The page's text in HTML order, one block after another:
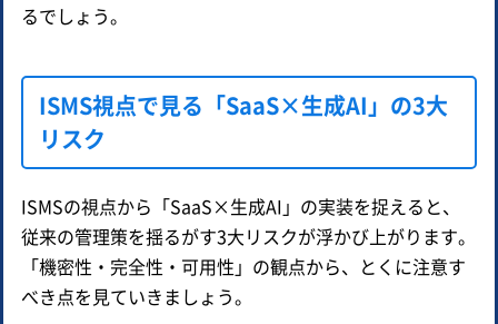
るでしょう。
ISMS視点で見る「SaaS×生成AI」の3大
リスク
ISMSの視点から「SaaS×生成AI」の実装を捉えると、
従来の管理策を揺るがす3大リスクが浮かび上がります。
「機密性・完全性・可用性」の観点から、とくに注意す
べき点を見ていきましょう。